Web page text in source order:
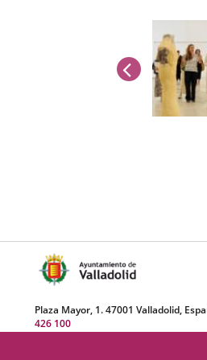
anterior
Plaza Mayor, 1. 47001 Valladolid,
426 100